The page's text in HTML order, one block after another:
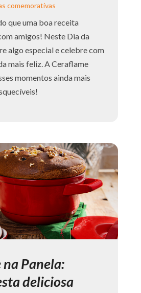
comemorativas
que uma boa receita
amigos! Neste Dia da
algo especial e celebre com
mais feliz. A Ceraflame
momentos ainda mais
Panela:
deliciosa